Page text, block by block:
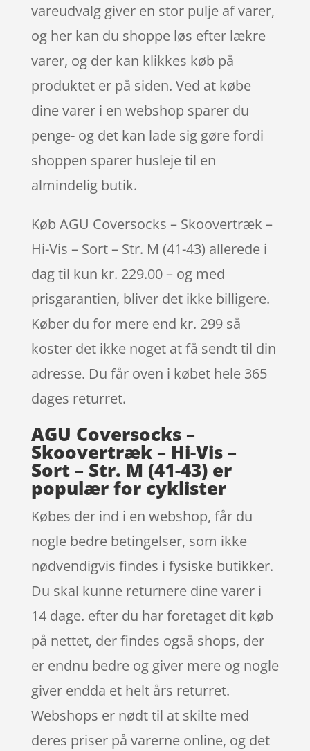
vareudvalg giver en stor pulje af varer,
og her kan du shoppe løs efter lækre
varer, og der kan klikkes køb på
produktet er på siden. Ved at købe
dine varer i en webshop sparer du
penge- og det kan lade sig gøre fordi
shoppen sparer husleje til en
almindelig butik.
Køb AGU Coversocks – Skoovertræk –
Hi-Vis – Sort – Str. M (41-43) allerede i
dag til kun kr. 229.00 – og med
prisgarantien, bliver det ikke billigere.
Køber du for mere end kr. 299 så
koster det ikke noget at få sendt til din
adresse. Du får oven i købet hele 365
dages returret.
AGU Coversocks –
Skoovertræk – Hi-Vis –
Sort – Str. M (41-43) er
populær for cyklister
Købes der ind i en webshop, får du
nogle bedre betingelser, som ikke
nødvendigvis findes i fysiske butikker.
Du skal kunne returnere dine varer i
14 dage. efter du har foretaget dit køb
på nettet, der findes også shops, der
er endnu bedre og giver mere og nogle
giver endda et helt års returret.
Webshops er nødt til at skilte med
deres priser på varerne online, og det